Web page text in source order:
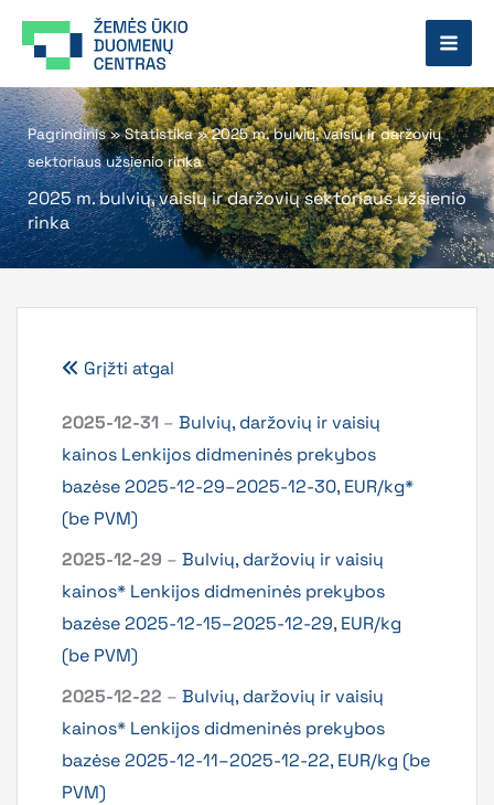
prie
Pagrindinis»Statistika»2025 m. bulvių, vaisių ir daržovių
sektoriaus užsienio rinka
2025 m. bulvių, vaisių ir daržovių sektoriaus užsienio
rinka
Grįžti atgal
2025-12-31 – Bulvių, daržovių ir vaisių
kainos Lenkijos didmeninės prekybos
bazėse 2025-12-29–2025-12-30, EUR/kg*
(be PVM)
2025-12-29 – Bulvių, daržovių ir vaisių
kainos* Lenkijos didmeninės prekybos
bazėse 2025-12-15–2025-12-29, EUR/kg
(be PVM)
2025-12-22 – Bulvių, daržovių ir vaisių
kainos* Lenkijos didmeninės prekybos
bazėse 2025-12-11–2025-12-22, EUR/kg (be
PVM)